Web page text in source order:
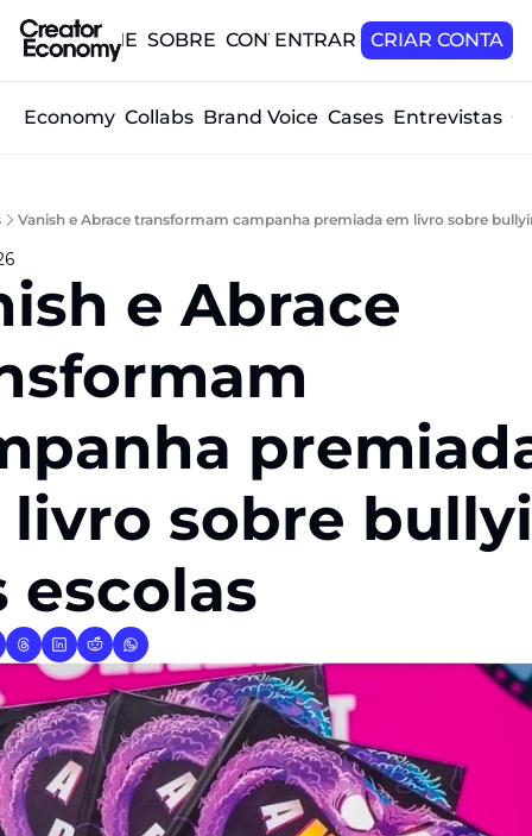
HOME SOBRE CONTATOENTRAR CRIAR CONTA
Economy Collabs Brand Voice Cases Entrevistas
Vanish e Abrace transformam campanha premiada em livro sobre
e Abrace
livro sobre
escolas